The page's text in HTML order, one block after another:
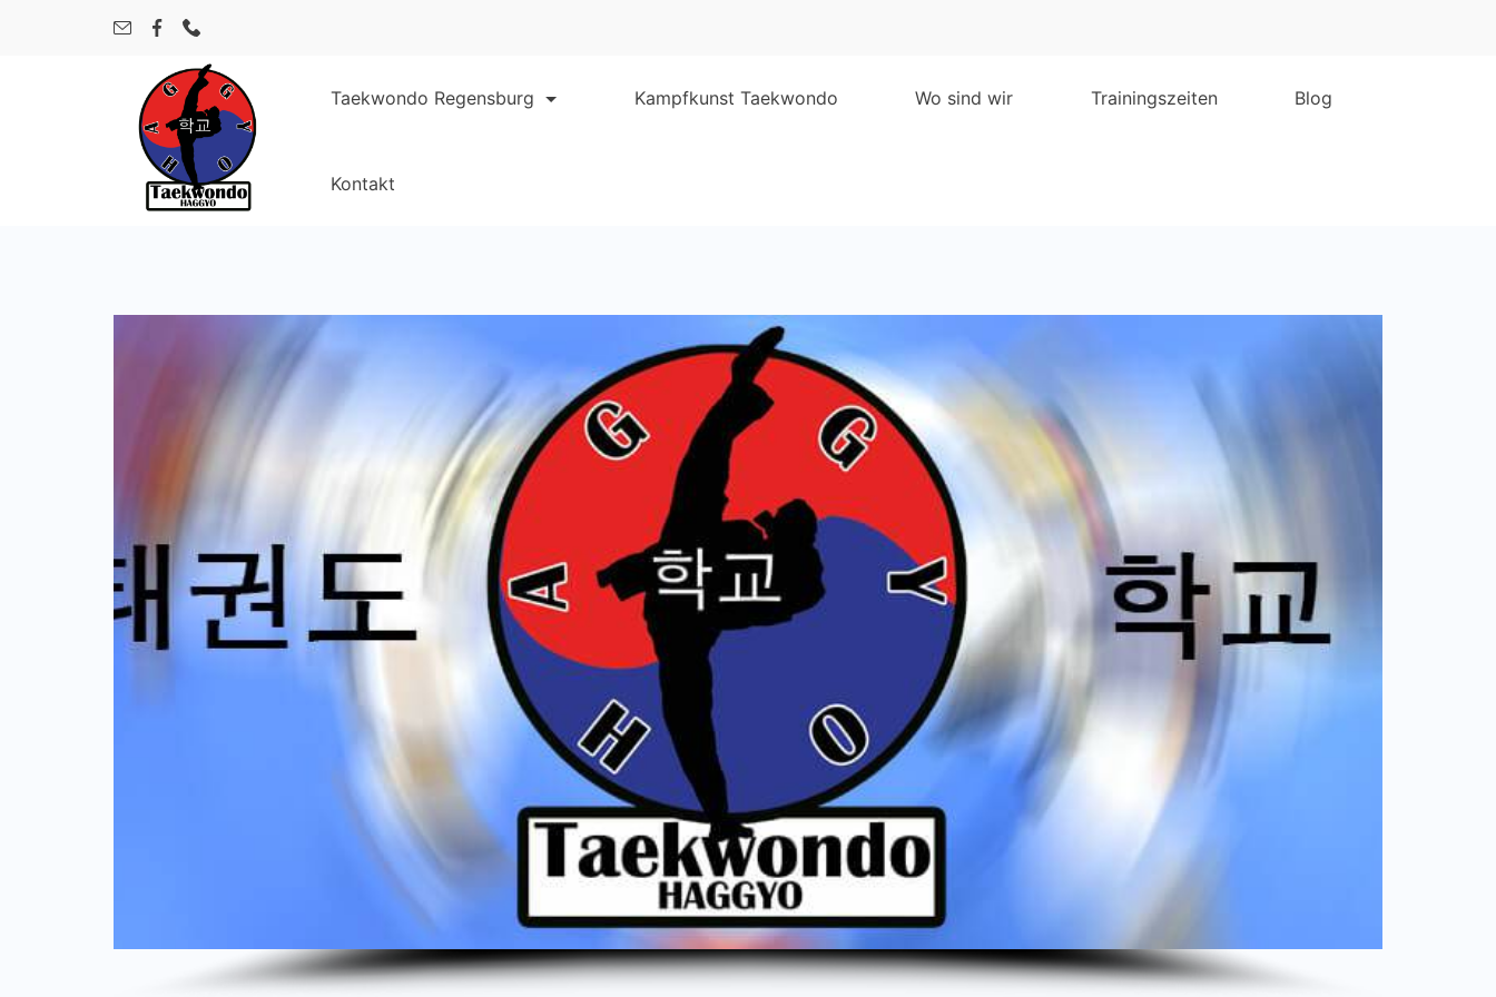
Taekwondo Regensburg Kampfkunst Taekwondo Wo sind wir Trainingszeiten Blog
Kontakt